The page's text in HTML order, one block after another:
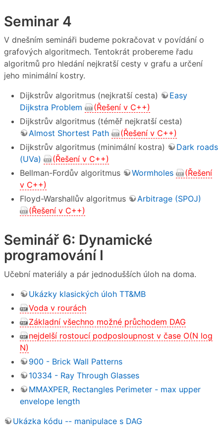
Seminar 4
V dnešním semináři budeme pokračovat v povídání o
grafových algoritmech. Tentokrát probereme řadu
algoritmů pro hledání nejkratší cesty v grafu a určení
jeho minimální kostry.
Dijkstrův algoritmus (nejkratší cesta)
Easy
Dijkstra Problem
(Řešení v C++)
Dijkstrův algoritmus (téměř nejkratší cesta)
Almost Shortest Path
(Řešení v C++)
Dijkstrův algoritmus (minimální kostra)
Dark roads
(UVa)
(Řešení v C++)
Bellman-Fordův algoritmus
Wormholes
(Řešení
v C++)
Floyd-Warshallův algoritmus
Arbitrage (SPOJ)
(Řešení v C++)
Seminář 6: Dynamické
programování I
Učební materiály a pár jednodušších úloh na doma.
Ukázky klasických úloh TT&MB
Voda v rourách
Základní všechno možné průchodem DAG
nejdelší rostoucí podposloupnost v čase O(N log
N)
900 - Brick Wall Patterns
10334 - Ray Through Glasses
MMAXPER, Rectangles Perimeter - max upper
envelope length
Ukázka kódu -- manipulace s DAG